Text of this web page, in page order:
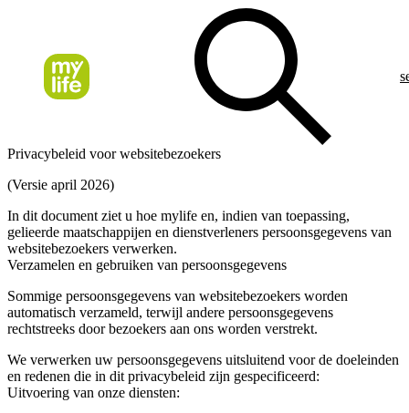
Privacybeleid voor websitebezoekers
(Versie april 2026)
In dit document ziet u hoe mylife en, indien van toepassing,
gelieerde maatschappijen en dienstverleners persoonsgegevens van
websitebezoekers verwerken.
Verzamelen en gebruiken van persoonsgegevens
Sommige persoonsgegevens van websitebezoekers worden
automatisch verzameld, terwijl andere persoonsgegevens
rechtstreeks door bezoekers aan ons worden verstrekt.
We verwerken uw persoonsgegevens uitsluitend voor de doeleinden
en redenen die in dit privacybeleid zijn gespecificeerd:
Uitvoering van onze diensten: